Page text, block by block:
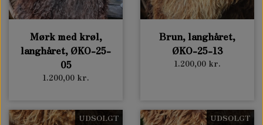
Mørk med krøl,
langhåret, ØKO-25-
05
1.200,00 kr.
Brun, langhåret,
ØKO-25-13
1.200,00 kr.
UDSOLGT UDSOLGT